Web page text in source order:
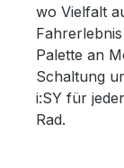
wo Vielfalt
Palette an
Schaltung
i:SY für
Rad.